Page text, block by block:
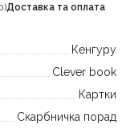
Доставка та оплата
Кенгуру
Clever book
Картки
Скарбничка порад